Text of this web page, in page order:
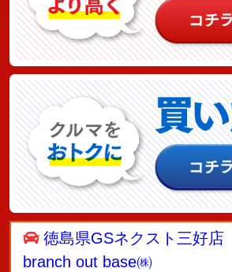
徳島県GSネクスト三好店
branch out base㈱